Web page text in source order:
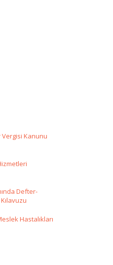
Vergisi Kanunu
Defter-
Hastalıkları